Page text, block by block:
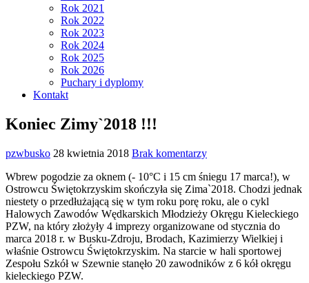
Rok 2021
Rok 2022
Rok 2023
Rok 2024
Rok 2025
Rok 2026
Puchary i dyplomy
Kontakt
Koniec Zimy`2018 !!!
pzwbusko 28 kwietnia 2018 Brak komentarzy
Wbrew pogodzie za oknem (- 10°C i 15 cm śniegu 17 marca!), w
Ostrowcu Świętokrzyskim skończyła się Zima`2018. Chodzi jednak
niestety o przedłużającą się w tym roku porę roku, ale o cykl
Halowych Zawodów Wędkarskich Młodzieży Okręgu Kieleckiego
PZW, na który złożyły 4 imprezy organizowane od stycznia do
marca 2018 r. w Busku-Zdroju, Brodach, Kazimierzy Wielkiej i
właśnie Ostrowcu Świętokrzyskim. Na starcie w hali sportowej
Zespołu Szkół w Szewnie stanęło 20 zawodników z 6 kół okręgu
kieleckiego PZW.